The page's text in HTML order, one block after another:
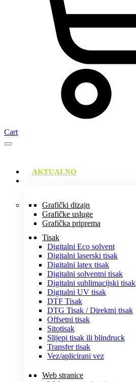
Cart
AKTUALNO
Grafički dizajn
Grafičke usluge
Grafička priprema
Tisak
Digitalni Eco solvent
Digitalni laserski tisak
Digitalni latex tisak
Digitalni solventni tisak
Digitalni sublimacijski tisak
Digitalni UV tisak
DTF Tisak
DTG Tisak / Direktni tisak
Offsetni tisak
Sitotisak
Slijepi tisak ili blindruck
Transfer tisak
Vez/aplicirani vez
Web stranice